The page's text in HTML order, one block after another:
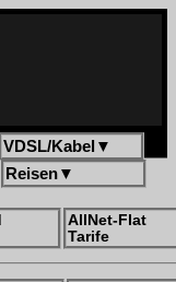
VDSL/Kabel ▼
Reisen▼
AllNet-Flat
Tarife